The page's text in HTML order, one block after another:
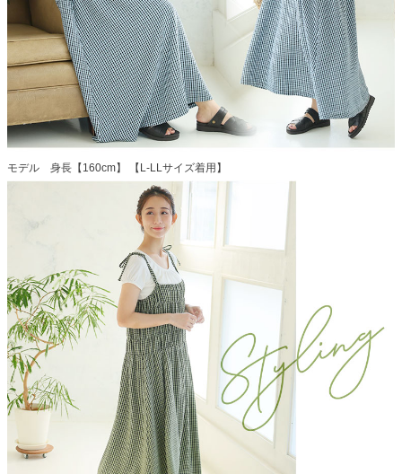
モデル 身長【160cm】 【L-LLサイズ着用】